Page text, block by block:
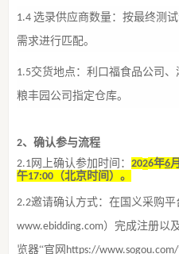
1.4 选录供应商数量：按最终测试
需求进行 匹配。
1.5交货地点：利口福食品公司 、
粮丰园公司指定仓库。
2、 确认参与流程
2.1网上确认参加时间 ： 2026年6月
午17:00 （北京时间）。
2.2邀请确认方式： 在国义采购平
www.ebidding.com）完成注册以
览器“官网 https://www.sogou.com/